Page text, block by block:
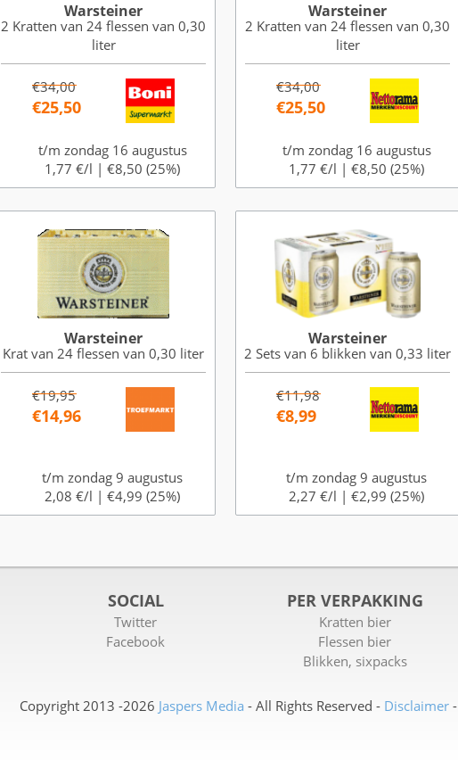
Warsteiner
2 Kratten van 24 flessen van 0,30
liter
€34,00
€25,50
t/m zondag 16 augustus
1,77 €/l | €8,50 (25%)
Warsteiner
2 Kratten van 24 flessen van 0,30
liter
€34,00
€25,50
t/m zondag 16 augustus
1,77 €/l | €8,50 (25%)
Warsteiner
Krat van 24 flessen van 0,30 liter
€19,95
€14,96
t/m zondag 9 augustus
2,08 €/l | €4,99 (25%)
Warsteiner
2 Sets van 6 blikken van 0,33 liter
€11,98
€8,99
t/m zondag 9 augustus
2,27 €/l | €2,99 (25%)
SOCIAL
Twitter
Facebook
PER VERPAKKING
Kratten bier
Flessen bier
Blikken, sixpacks
Copyright 2013 -2026 Jaspers Media - All Rights Reserved - Disclaimer-